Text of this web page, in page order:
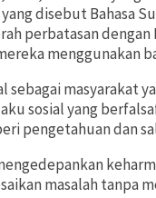
disebut Bahasa
perbatasan
menggunakan
sebagai masyarakat
sosial yang
pengetahuan dan
masalah tanpa